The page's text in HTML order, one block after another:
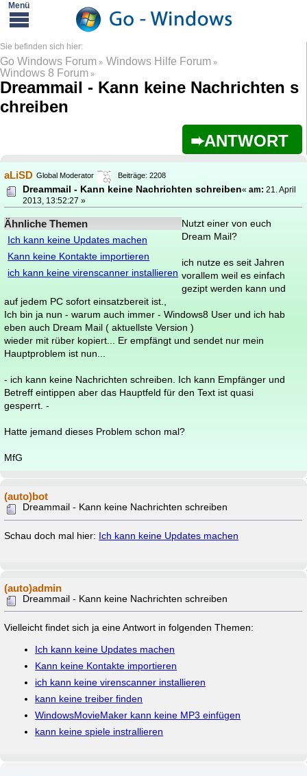
Go Windows Forum » Windows Hilfe Forum »
Windows 8 Forum »
Dreammail - Kann keine Nachrichten s
chreiben
ANTWORT
aLiSD Global Moderator Beiträge: 2208
Dreammail - Kann keine Nachrichten schreiben«am: 21. April
2013, 13:52:27 »
Ähnliche Themen
Ich kann keine Updates machen
Kann keine Kontakte importieren
ich kann keine virenscanner installieren
Nutzt einer von euch
Dream Mail?
ich nutze es seit Jahren
vorallem weil es einfach
gezipt werden kann und
auf jedem PC sofort einsatzbereit ist.,
Ich bin ja nun - warum auch immer - Windows8 User und ich hab
eben auch Dream Mail ( aktuellste Version )
wieder mit rüber kopiert... Er empfängt und sendet nur mein
Hauptproblem ist nun...
- ich kann keine Nachrichten schreiben. Ich kann Empfänger und
Betreff eintippen aber das Hauptfeld für den Text ist quasi
gesperrt. -
Hatte jemand dieses Problem schon mal?
MfG
(auto)bot
Dreammail - Kann keine Nachrichten schreiben
Schau doch mal hier: Ich kann keine Updates machen
(auto)admin
Dreammail - Kann keine Nachrichten schreiben
Vielleicht findet sich ja eine Antwort in folgenden Themen:
Ich kann keine Updates machen
Kann keine Kontakte importieren
ich kann keine virenscanner installieren
kann keine treiber finden
WindowsMovieMaker kann keine MP3 einfügen
kann keine spiele instrallieren